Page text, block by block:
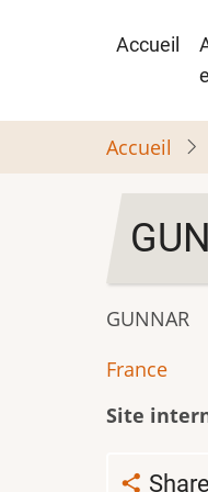
Accueil
Accueil
GUNNAR
France
Site